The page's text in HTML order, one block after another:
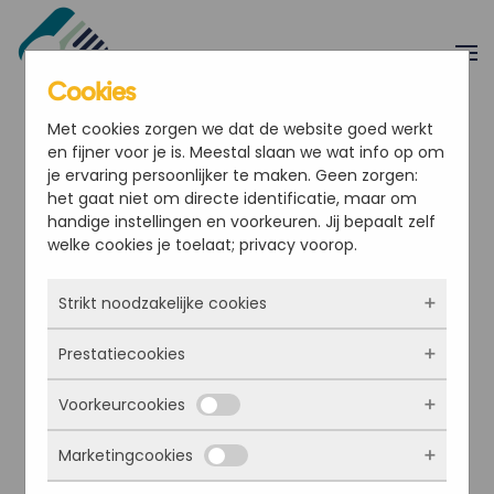
Cookies
Met cookies zorgen we dat de website goed werkt
en fijner voor je is. Meestal slaan we wat info op om
je ervaring persoonlijker te maken. Geen zorgen:
het gaat niet om directe identificatie, maar om
handige instellingen en voorkeuren. Jij bepaalt zelf
welke cookies je toelaat; privacy voorop.
Strikt noodzakelijke cookies
Deze cookies zorgen ervoor dat de website
überhaupt werkt. Ze zijn dus altijd actief en
kunnen niet worden uitgezet. Meestal worden
ze alleen geplaatst als jij iets doet, zoals
inloggen, een formulier invullen of je
privacyvoorkeuren opslaan. Je kunt je browser
Prestatiecookies
Met deze cookies zien we hoe vaak onze site
bezocht wordt, waar bezoekers vandaan
komen en welke pagina’s populair zijn. Zo
kunnen we de website blijven verbeteren.
Voorkeurcookies
Deze cookies onthouden jouw voorkeuren.
Bijvoorbeeld taalkeuze of ingevulde gegevens.
Marketingcookies